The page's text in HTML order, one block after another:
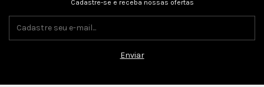
Cadastre-se e receba nossas ofertas